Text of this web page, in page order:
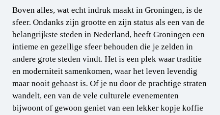
Boven alles, wat echt indruk maakt in Groningen, is de
sfeer. Ondanks zijn grootte en zijn status als een van de
belangrijkste steden in Nederland, heeft Groningen een
intieme en gezellige sfeer behouden die je zelden in
andere grote steden vindt. Het is een plek waar traditie
en moderniteit samenkomen, waar het leven levendig
maar nooit gehaast is. Of je nu door de prachtige straten
wandelt, een van de vele culturele evenementen
bijwoont of gewoon geniet van een lekker kopje koffie